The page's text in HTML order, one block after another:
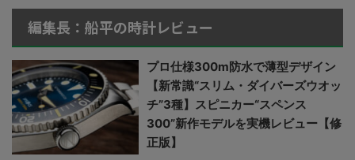
編集長：船平の時計レビュー
プロ仕様300m防水で薄型デザイン
【新常識“スリム・ダイバーズウオッ
チ”3種】スピニカー“スペンス
300”新作モデルを実機レビュー【修
正版】